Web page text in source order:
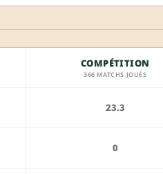
COMPÉTITION
366 MATCHS JOUÉS
23.3
0